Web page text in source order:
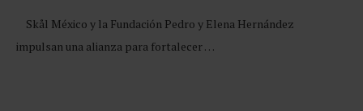
Skål México y la Fundación Pedro y Elena Hernández
impulsan una alianza para fortalecer …